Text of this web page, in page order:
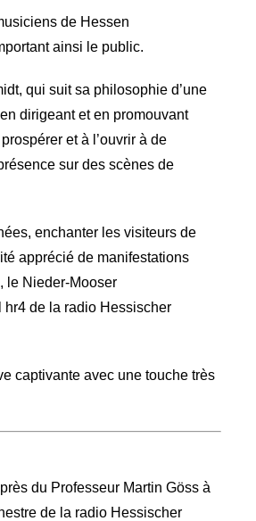
de Hessen
ainsi le public.
qui suit sa philosophie d’une
dirigeant et en promouvant
et à l’ouvrir à de
sur des scènes de
enchanter les visiteurs de
apprécié de manifestations
le Nieder-Mooser
hr4 de la radio Hessischer
captivante avec une touche très
du Professeur Martin Göss à
de la radio Hessischer